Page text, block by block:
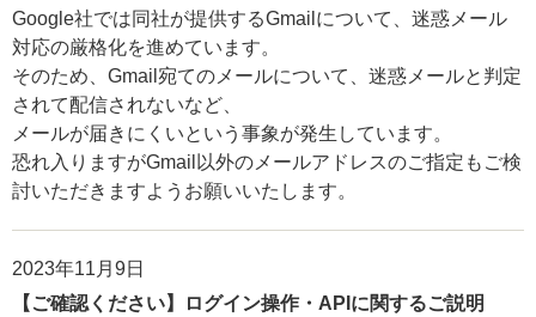
Google社では同社が提供するGmailについて、迷惑メール
対応の厳格化を進めています。
そのため、Gmail宛てのメールについて、迷惑メールと判定
されて配信されないなど、
メールが届きにくいという事象が発生しています。
恐れ入りますがGmail以外のメールアドレスのご指定もご検
討いただきますようお願いいたします。
2023年11月9日
【ご確認ください】ログイン操作・APIに関するご説明